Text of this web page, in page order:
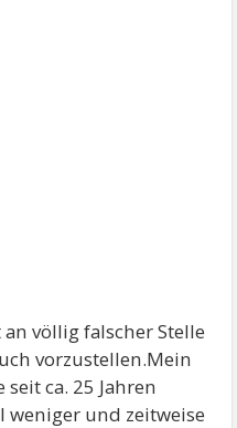
völlig falscher Stelle
vorzustellen.Mein
ca. 25 Jahren
weniger und zeitweise